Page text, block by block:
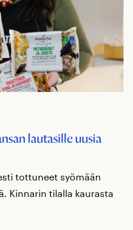
lautasille uusia
tottuneet syömään
Kinnarin tilalla kaurasta